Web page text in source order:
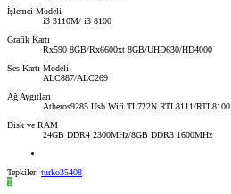
İşlemci Modeli
i3 3110M/ i3 8100
Grafik Kartı
Rx590 8GB/Rx6600xt 8GB/UHD630/HD4000
Ses Kartı Modeli
ALC887/ALC269
Ağ Aygıtları
Atheros9285 Usb Wifi TL722N RTL8111/RTL8100
Disk ve RAM
24GB DDR4 2300MHz/8GB DDR3 1600MHz
Tepkiler: turko35408
T